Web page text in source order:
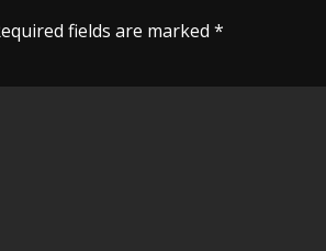
fields are marked *